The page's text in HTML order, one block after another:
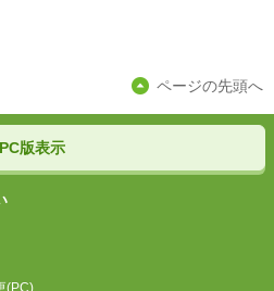
ページの先頭へ
PC版表示
(PC)